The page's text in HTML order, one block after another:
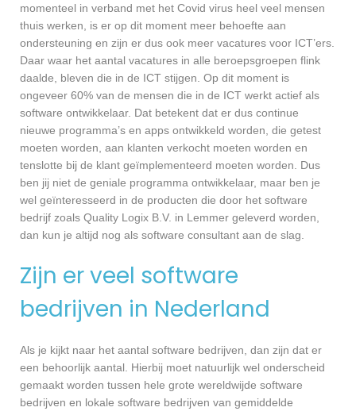
momenteel in verband met het Covid virus heel veel mensen
thuis werken, is er op dit moment meer behoefte aan
ondersteuning en zijn er dus ook meer vacatures voor ICT’ers.
Daar waar het aantal vacatures in alle beroepsgroepen flink
daalde, bleven die in de ICT stijgen. Op dit moment is
ongeveer 60% van de mensen die in de ICT werkt actief als
software ontwikkelaar. Dat betekent dat er dus continue
nieuwe programma’s en apps ontwikkeld worden, die getest
moeten worden, aan klanten verkocht moeten worden en
tenslotte bij de klant geïmplementeerd moeten worden. Dus
ben jij niet de geniale programma ontwikkelaar, maar ben je
wel geïnteresseerd in de producten die door het software
bedrijf zoals Quality Logix B.V. in Lemmer geleverd worden,
dan kun je altijd nog als software consultant aan de slag.
Zijn er veel software
bedrijven in Nederland
Als je kijkt naar het aantal software bedrijven, dan zijn dat er
een behoorlijk aantal. Hierbij moet natuurlijk wel onderscheid
gemaakt worden tussen hele grote wereldwijde software
bedrijven en lokale software bedrijven van gemiddelde